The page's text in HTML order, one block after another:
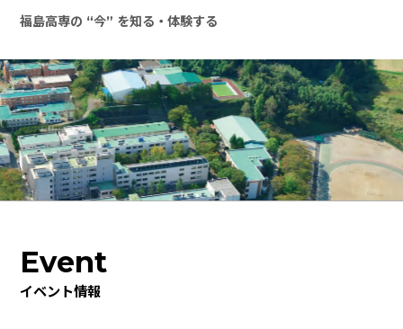
福島高専の “今” を知る・体験する
Event
イベント情報